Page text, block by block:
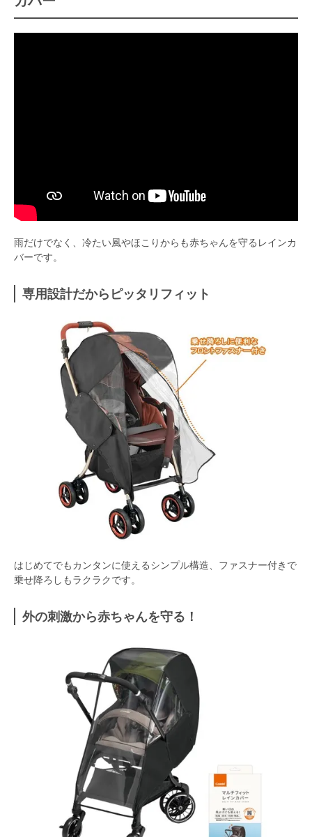
雨だけでなく、冷たい風やほこりからも赤ちゃんを守るレインカ
バーです。
専用設計だからピッタリフィット
はじめてでもカンタンに使えるシンプル構造、ファスナー付きで
乗せ降ろしもラクラクです。
外の刺激から赤ちゃんを守る！